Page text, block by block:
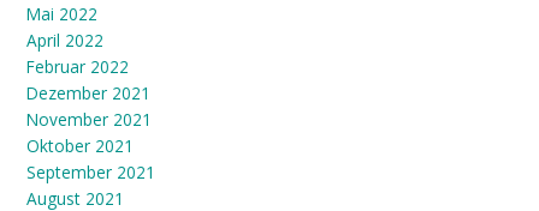
Mai 2022
April 2022
Februar 2022
Dezember 2021
November 2021
Oktober 2021
September 2021
August 2021